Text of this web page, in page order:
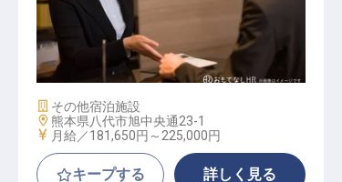
夜勤ホテルフロントスタッフ
施設業態
その他宿泊施設
勤務地
熊本県八代市旭中央通23-1
給与
月給／181,650円～ 225,000円
キープする 詳しく見る